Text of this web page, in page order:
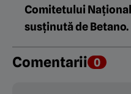
Comitetului
susținută de Betano.
Comentarii 0